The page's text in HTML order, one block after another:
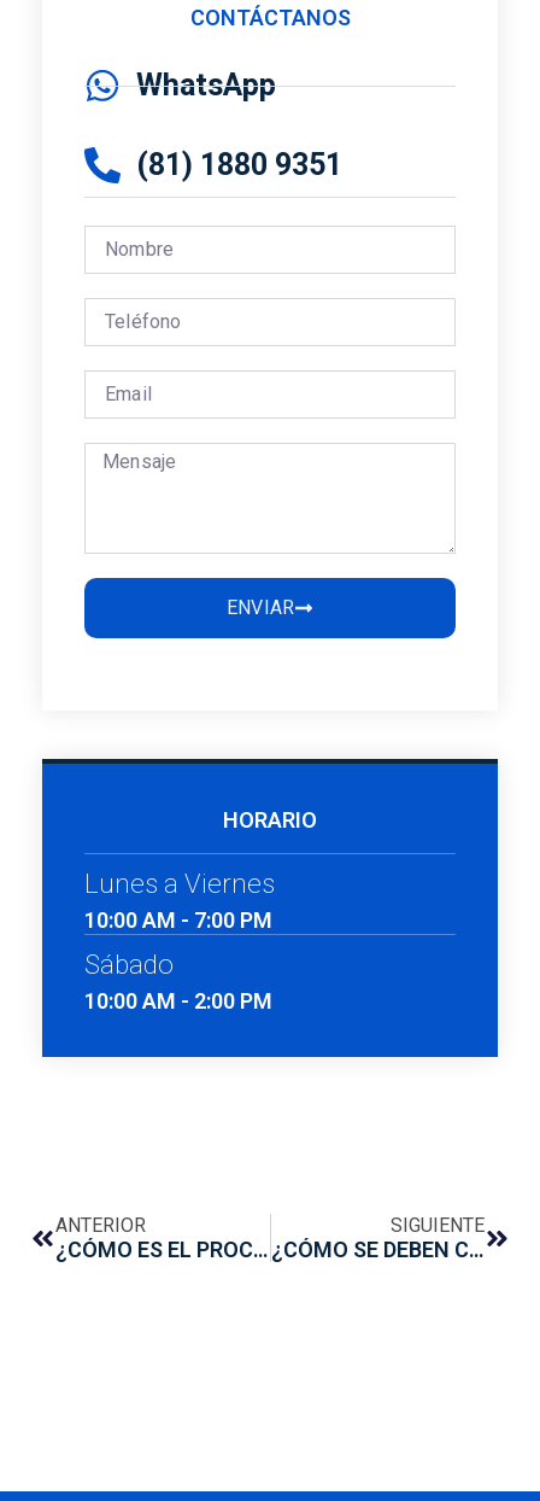
CONTÁCTANOS
WhatsApp
(81) 1880 9351
ENVIAR
HORARIO
Lunes a Viernes
10:00 AM - 7:00 PM
Sábado
10:00 AM - 2:00 PM
ANTERIOR
¿CÓMO ES EL PROCEDIMIENTO DE IMPLANTES DENTALES?
SIGUIENTE
¿CÓMO SE DEBEN CUIDAR LOS IMPLANTES DENTALES?